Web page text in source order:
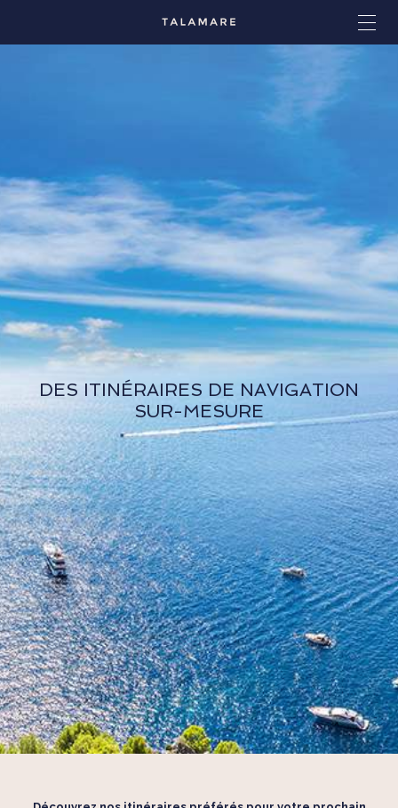
DES ITINÉRAIRES DE NAVIGATION
SUR-MESURE